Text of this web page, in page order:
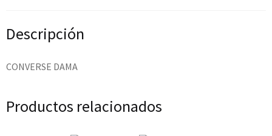
Descripción
CONVERSE DAMA
Productos relacionados